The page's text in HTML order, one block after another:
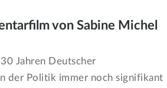
von Sabine Michel
Jahren Deutscher
der Politik immer noch signifikant